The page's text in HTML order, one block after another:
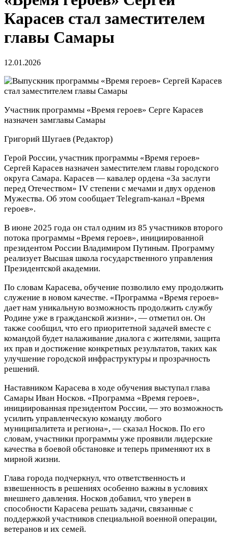
Карасев стал заместителем
главы Самары
12.01.2026
Участник программы «Время героев» Серге Карасев
назначен замглавы Самары
Григорий Шугаев (Редактор)
Герой России, участник программы «Время героев»
Сергей Карасев назначен заместителем главы городского
округа Самара. Карасев — кавалер ордена «За заслуги
перед Отечеством» IV степени с мечами и двух орденов
Мужества. Об этом сообщает Telegram-канал «Время
героев».
В июне 2025 года он стал одним из 85 участников второго
потока программы «Время героев», инициированной
президентом России Владимиром Путиным. Программу
реализует Высшая школа государственного управления
Президентской академии.
По словам Карасева, обучение позволило ему продолжить
служение в новом качестве. «Программа «Время героев»
дает нам уникальную возможность продолжить службу
Родине уже в гражданской жизни», — отметил он. Он
также сообщил, что его приоритетной задачей вместе с
командой будет налаживание диалога с жителями, защита
их прав и достижение конкретных результатов, таких как
улучшение городской инфраструктуры и прозрачность
решений.
Наставником Карасева в ходе обучения выступал глава
Самары Иван Носков. «Программа «Время героев»,
инициированная президентом России, — это возможность
усилить управленческую команду любого
муниципалитета и региона», — сказал Носков. По его
словам, участники программы уже проявили лидерские
качества в боевой обстановке и теперь применяют их в
мирной жизни.
Глава города подчеркнул, что ответственность и
взвешенность в решениях особенно важны в условиях
внешнего давления. Носков добавил, что уверен в
способности Карасева решать задачи, связанные с
поддержкой участников специальной военной операции,
ветеранов и их семей.